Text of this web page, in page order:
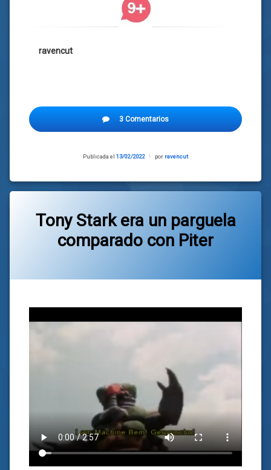
ravencut
3 Comentarios
Publicada el 13/02/2022
Actualizado
por ravencut
Tony Stark era un parguela
comparado con Piter